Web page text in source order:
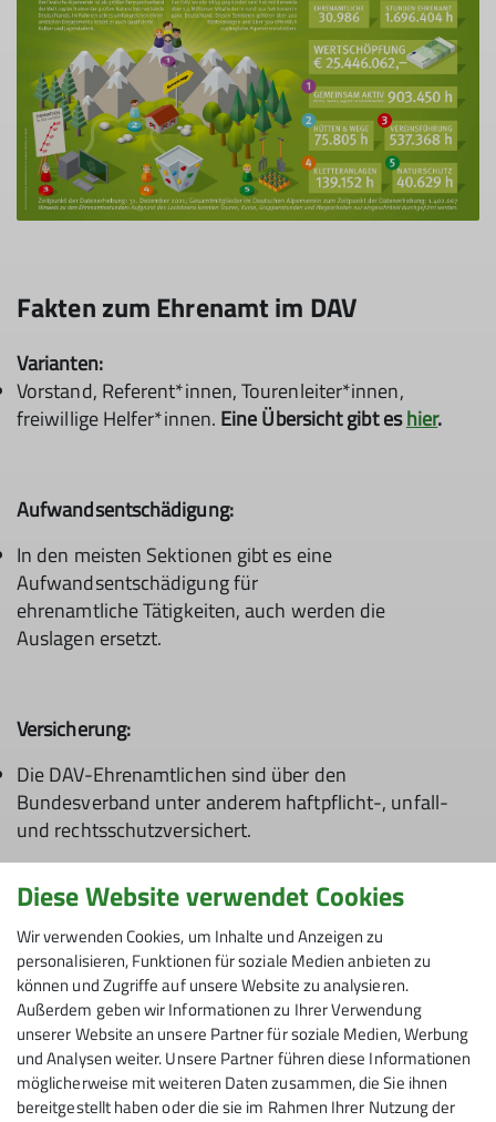
Fakten zum Ehrenamt im DAV
Varianten:
Vorstand, Referent*innen, Tourenleiter*innen,
freiwillige Helfer*innen. Eine Übersicht gibt eshier.
Aufwandsentschädigung:
In den meisten Sektionen gibt es eine
Aufwandsentschädigung für
ehrenamtliche Tätigkeiten, auch werden die
Auslagen ersetzt.
Versicherung:
Die DAV-Ehrenamtlichen sind über den
Bundesverband unter anderem haftpflicht-, unfall-
und rechtsschutzversichert.
Interessiert?
Weitere Informationen gibt es bei denDAV-Sektionen
Der Kontakt steht auf dem Mitgliedsausweis!
Diese Website verwendet Cookies
Wir verwenden Cookies, um Inhalte und Anzeigen zu
personalisieren, Funktionen für soziale Medien anbieten zu
können und Zugriffe auf unsere Website zu analysieren.
Außerdem geben wir Informationen zu Ihrer Verwendung
unserer Website an unsere Partner für soziale Medien, Werbung
und Analysen weiter. Unsere Partner führen diese Informationen
möglicherweise mit weiteren Daten zusammen, die Sie ihnen
bereitgestellt haben oder die sie im Rahmen Ihrer Nutzung der